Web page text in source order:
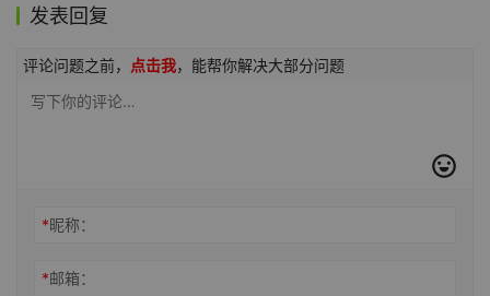
发表回复
评论问题之前， 点击我，能帮你解决大部分问题
*昵称：
*邮箱：